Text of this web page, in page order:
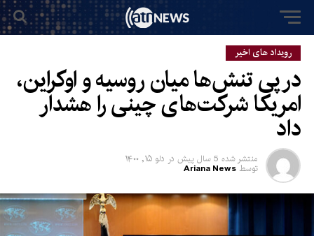
رویداد های اخیر
در پی تنش‌ها میان روسیه و اوکراین،
امریکا شرکت‌های چینی را هشدار
داد
منتشر شده 5 سال پیش در دلو ۱۵, ۱۴۰۰
توسط Ariana News